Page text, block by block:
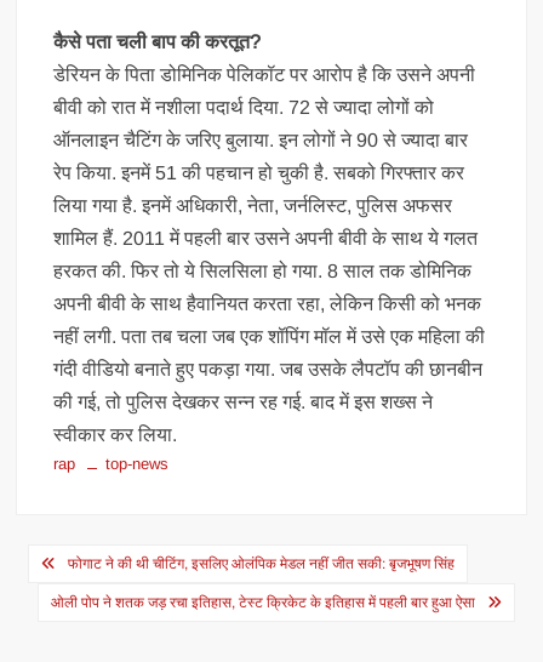
कैसे पता चली बाप की करतूत?
डेर‍ियन के पिता डोमिनिक पेलिकॉट पर आरोप है क‍ि उसने अपनी
बीवी को रात में नशीला पदार्थ दिया. 72 से ज्‍यादा लोगों को
ऑनलाइन चैटिंग के जर‍िए बुलाया. इन लोगों ने 90 से ज्‍यादा बार
रेप क‍िया. इनमें 51 की पहचान हो चुकी है. सबको ग‍िरफ्तार कर
ल‍िया गया है. इनमें अध‍िकारी, नेता, जर्नल‍िस्‍ट, पुल‍िस अफसर
शामिल हैं. 2011 में पहली बार उसने अपनी बीवी के साथ ये गलत
हरकत की. फ‍िर तो ये स‍िलस‍िला हो गया. 8 साल तक डोमिनिक
अपनी बीवी के साथ हैवान‍ियत करता रहा, लेकिन क‍िसी को भनक
नहीं लगी. पता तब चला जब एक शॉपिंग मॉल में उसे एक मह‍िला की
गंदी वीडियो बनाते हुए पकड़ा गया. जब उसके लैपटॉप की छानबीन
की गई, तो पुल‍िस देखकर सन्‍न रह गई. बाद में इस शख्‍स ने
स्‍वीकार कर ल‍िया.
rap top-news
Post
navigation
फोगाट ने की थी चीटिंग, इसलिए ओलंपिक मेडल नहीं जीत सकी: बृजभूषण सिंह
ओली पोप ने शतक जड़ रचा इतिहास, टेस्ट क्रिकेट के इतिहास में पहली बार हुआ ऐसा